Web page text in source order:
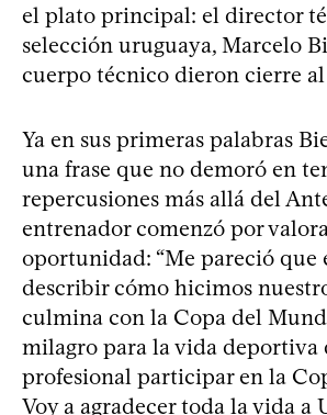
el plato principal: el director
selección uruguaya, Marcelo
cuerpo técnico dieron cierre
Ya en sus primeras palabras
una frase que no demoró en
repercusiones más allá del
entrenador comenzó por
oportunidad: “Me pareció que
describir cómo hicimos
culmina con la Copa del
milagro para la vida deportiva
profesional participar en la
Voy a agradecer toda la vida a